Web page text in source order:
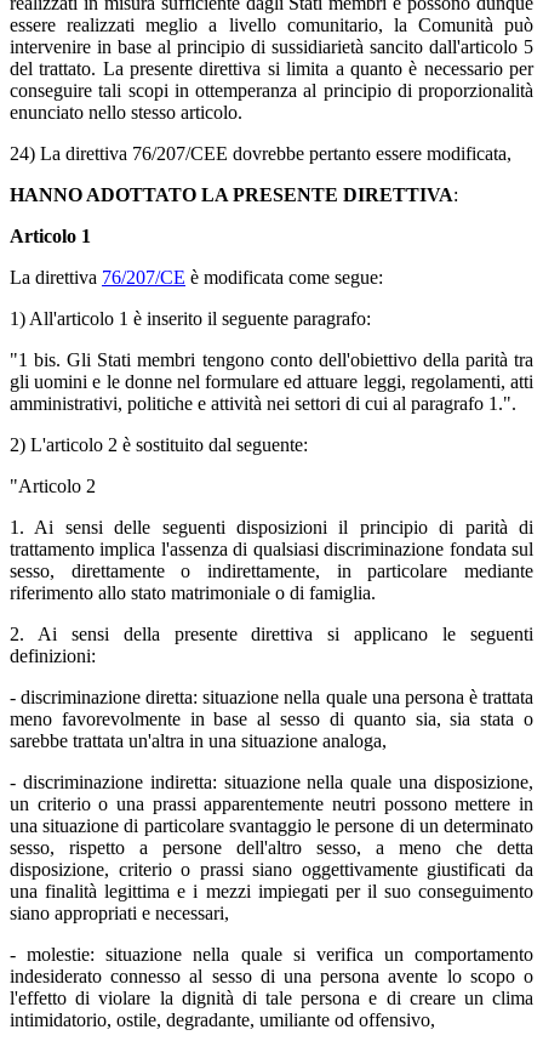
essere realizzati meglio a livello comunitario, la Comunità può
intervenire in base al principio di sussidiarietà sancito dall'articolo 5
del trattato. La presente direttiva si limita a quanto è necessario per
conseguire tali scopi in ottemperanza al principio di proporzionalità
enunciato nello stesso articolo.
24) La direttiva 76/207/CEE dovrebbe pertanto essere modificata,
HANNO ADOTTATO LA PRESENTE DIRETTIVA:
Articolo 1
La direttiva 76/207/CE è modificata come segue:
1) All'articolo 1 è inserito il seguente paragrafo:
"1 bis. Gli Stati membri tengono conto dell'obiettivo della parità tra
gli uomini e le donne nel formulare ed attuare leggi, regolamenti, atti
amministrativi, politiche e attività nei settori di cui al paragrafo 1.".
2) L'articolo 2 è sostituito dal seguente:
"Articolo 2
1. Ai sensi delle seguenti disposizioni il principio di parità di
trattamento implica l'assenza di qualsiasi discriminazione fondata sul
sesso, direttamente o indirettamente, in particolare mediante
riferimento allo stato matrimoniale o di famiglia.
2. Ai sensi della presente direttiva si applicano le seguenti
definizioni:
- discriminazione diretta: situazione nella quale una persona è trattata
meno favorevolmente in base al sesso di quanto sia, sia stata o
sarebbe trattata un'altra in una situazione analoga,
- discriminazione indiretta: situazione nella quale una disposizione,
un criterio o una prassi apparentemente neutri possono mettere in
una situazione di particolare svantaggio le persone di un determinato
sesso, rispetto a persone dell'altro sesso, a meno che detta
disposizione, criterio o prassi siano oggettivamente giustificati da
una finalità legittima e i mezzi impiegati per il suo conseguimento
siano appropriati e necessari,
- molestie: situazione nella quale si verifica un comportamento
indesiderato connesso al sesso di una persona avente lo scopo o
l'effetto di violare la dignità di tale persona e di creare un clima
intimidatorio, ostile, degradante, umiliante od offensivo,